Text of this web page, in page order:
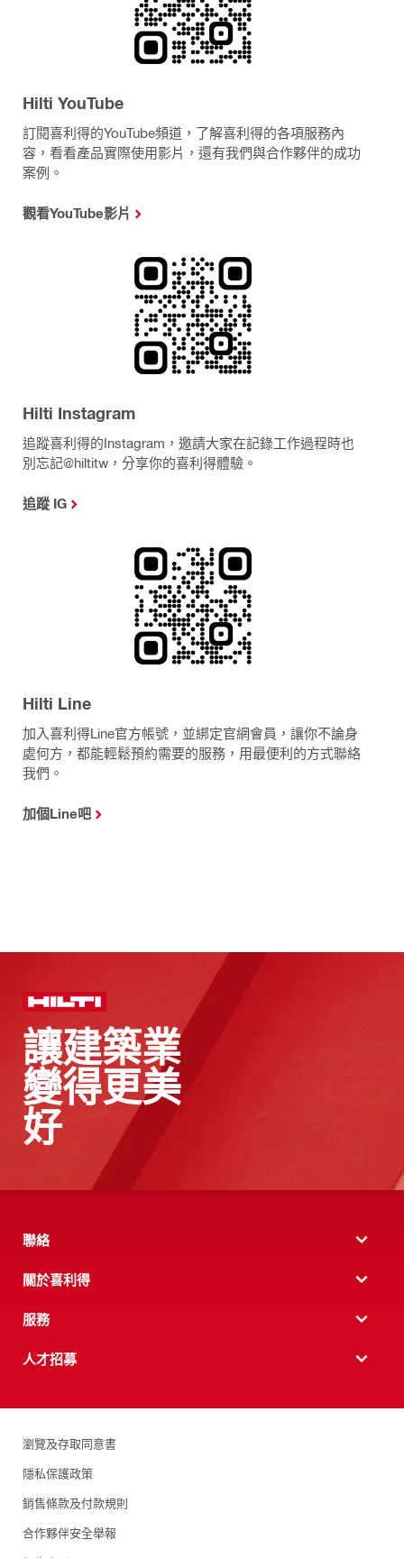
Hilti YouTube
訂閱喜利得的YouTube頻道，了解喜利得的各項服務內
容，看看產品實際使用影片，還有我們與合作夥伴的成功
案例。
觀看YouTube影片
Hilti Instagram
追蹤喜利得的Instagram，邀請大家在記錄工作過程時也
別忘記@hiltitw，分享你的喜利得體驗。
追蹤 IG
Hilti Line
加入喜利得Line官方帳號，並綁定官網會員，讓你不論身
處何方，都能輕鬆預約需要的服務，用最便利的方式聯絡
我們。
加個Line吧
讓建築業
變得更美
好
聯絡
關於喜利得
服務
人才招募
瀏覽及存取同意書
隱私保護政策
銷售條款及付款規則
合作夥伴安全舉報